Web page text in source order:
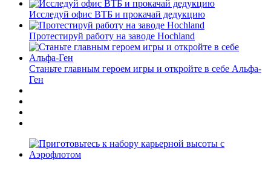
Исследуй офис ВТБ и прокачай дедукцию
Протестируй работу на заводе Hochland
Станьте главным героем игры и откройте в себе Альфа-
Ген